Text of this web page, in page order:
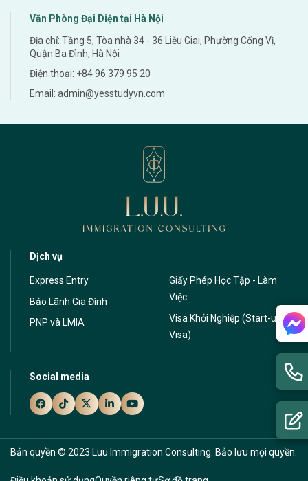
Văn Phòng Đại Diện tại Hà Nội
Địa chỉ: Tầng 5, Tòa nhà 34 - 36 Liễu Giai, Phường Cống Vị,
Quận Ba Đình, Hà Nội
Điện thoại: +84 96 379 95 20
Email: admin@yesstudyvn.com
Dịch vụ
Express Entry
Bảo Lãnh Gia Đình
PNP và LMIA
Giấy Phép Học Tập - Làm
Việc
Visa Khởi Nghiệp (Start-up
Visa)
Social media
Bản quyền © 2023 Luu Immigration Consulting. Bảo lưu mọi quyền.